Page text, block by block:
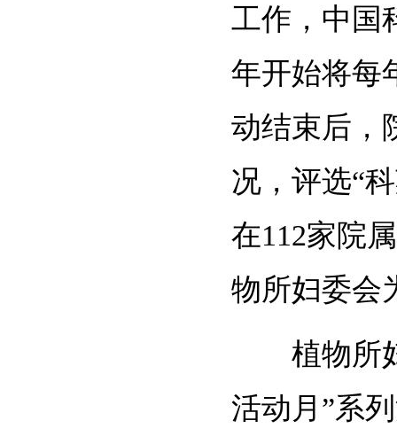
工作，中国
年开始将每
动结束后，
况，评选“
在112家院
物所妇委会
植物所
活动月”系